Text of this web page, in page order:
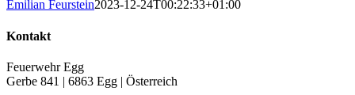
Emilian Feurstein2023-12-24T00:22:33+01:00
Kontakt
Feuerwehr Egg
Gerbe 841 | 6863 Egg | Österreich